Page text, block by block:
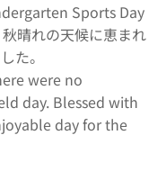
Sports Day
晴れの天候に恵まれ
た。
were no
day. Blessed with
day for the